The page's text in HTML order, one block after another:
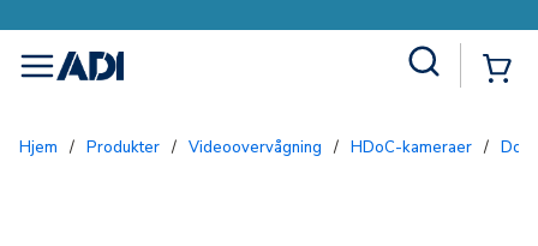
menu
Hjem / Produkter / Videoovervågning / HDoC-kameraer /